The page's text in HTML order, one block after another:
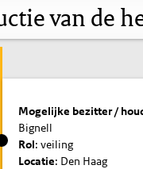
van de
Mogelijke bezitter /
Bignell
Rol: veiling
Locatie: Den Haag